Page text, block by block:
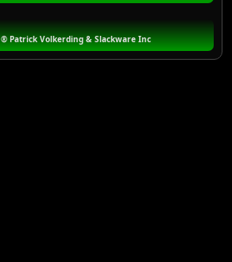
®Patrick Volkerding & Slackware Inc